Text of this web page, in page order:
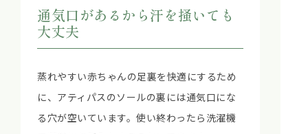
通気口があるから汗を掻いても
大丈夫
蒸れやすい赤ちゃんの足裏を快適にするため
に、アティパスのソールの裏には通気口にな
る穴が空いています。使い終わったら洗濯機